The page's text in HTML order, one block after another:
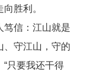
胜利。
信：江山就是
、守江山，守的
只要我还干得